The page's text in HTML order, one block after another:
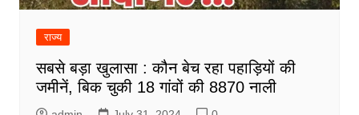
राज्य
सबसे बड़ा खुलासा : कौन बेच रहा पहाड़ियों की
जमीनें, बिक चुकी 18 गांवों की 8870 नाली